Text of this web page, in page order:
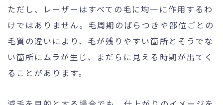
ただし、レーザーはすべての毛に均一に作用するわ
けではありません。毛周期のばらつきや部位ごとの
毛質の違いにより、毛が残りやすい箇所とそうでな
い箇所にムラが生じ、まだらに見える時期が出てく
ることがあります。